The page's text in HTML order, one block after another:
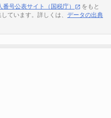
番号公表サイト（国税庁）
をもと
ています。詳しくは、 データの出典